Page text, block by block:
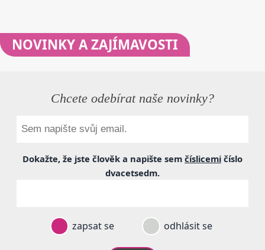
NOVINKYA ZAJÍMAVOSTI
Chcete odebírat naše novinky?
Dokažte, že jste člověk a napište sem číslicemi číslo
dvacetsedm.
zapsat se odhlásit se